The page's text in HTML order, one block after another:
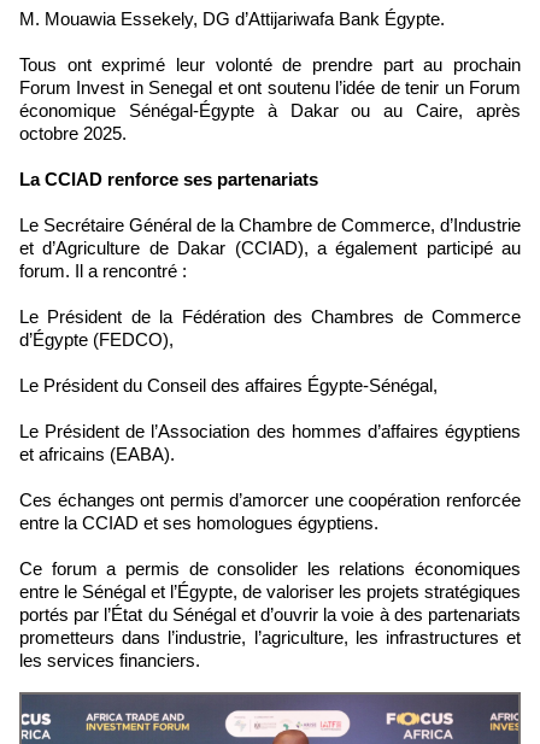
M. Mouawia Essekely, DG d’Attijariwafa Bank Égypte.
Tous ont exprimé leur volonté de prendre part au prochain
Forum Invest in Senegal et ont soutenu l’idée de tenir un Forum
économique Sénégal-Égypte à Dakar ou au Caire, après
octobre 2025.
La CCIAD renforce ses partenariats
Le Secrétaire Général de la Chambre de Commerce, d’Industrie
et d’Agriculture de Dakar (CCIAD), a également participé au
forum. Il a rencontré :
Le Président de la Fédération des Chambres de Commerce
d’Égypte (FEDCO),
Le Président du Conseil des affaires Égypte-Sénégal,
Le Président de l’Association des hommes d’affaires égyptiens
et africains (EABA).
Ces échanges ont permis d’amorcer une coopération renforcée
entre la CCIAD et ses homologues égyptiens.
Ce forum a permis de consolider les relations économiques
entre le Sénégal et l’Égypte, de valoriser les projets stratégiques
portés par l’État du Sénégal et d’ouvrir la voie à des partenariats
prometteurs dans l’industrie, l’agriculture, les infrastructures et
les services financiers.